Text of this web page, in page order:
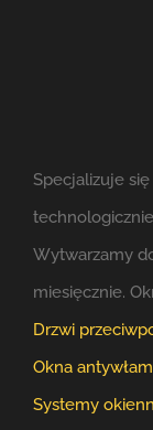
Specjalizuje
Wytwarzamy
miesięcznie.
Drzwi
Okna
Systemy